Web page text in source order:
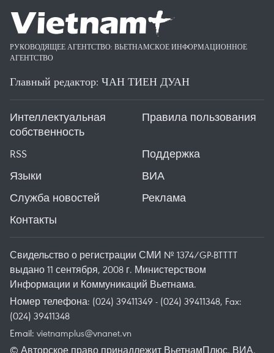
РУКОВОДЯЩЕЕ АГЕНТСТВО: ВЬЕТНАМСКОЕ ИНФОРМАЦИОННОЕ
АГЕНТСТВО
Главный редактор: ЧАН ТИЕН ДУАН
Интеллектуальная
собственность
Правила пользования
RSS
Поддержка
Языки
ВИА
Служба новостей
Реклама
Контакты
Свидельство о регистрации СМИ № 1374/GP-BTTTT
выдано 11 сентября, 2008 г. Министерством
Информации и Коммуникаций Вьетнама.
Номер телефона: (024) 39411349 - (024) 39411348, Fax:
(024) 39411348
Email: vietnamplus@vnanet.vn
© Авторское право принадлежит ВьетнамПлюс, ВИА.